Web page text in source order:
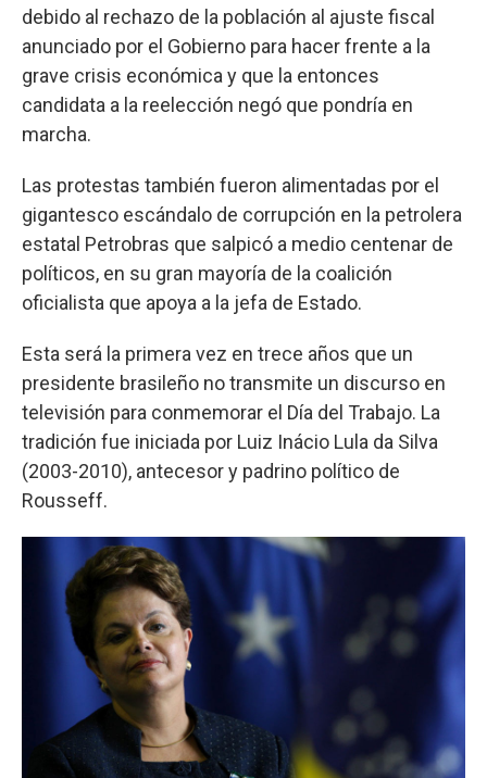
debido al rechazo de la población al ajuste fiscal
anunciado por el Gobierno para hacer frente a la
grave crisis económica y que la entonces
candidata a la reelección negó que pondría en
marcha.
Las protestas también fueron alimentadas por el
gigantesco escándalo de corrupción en la petrolera
estatal Petrobras que salpicó a medio centenar de
políticos, en su gran mayoría de la coalición
oficialista que apoya a la jefa de Estado.
Esta será la primera vez en trece años que un
presidente brasileño no transmite un discurso en
televisión para conmemorar el Día del Trabajo. La
tradición fue iniciada por Luiz Inácio Lula da Silva
(2003-2010), antecesor y padrino político de
Rousseff.